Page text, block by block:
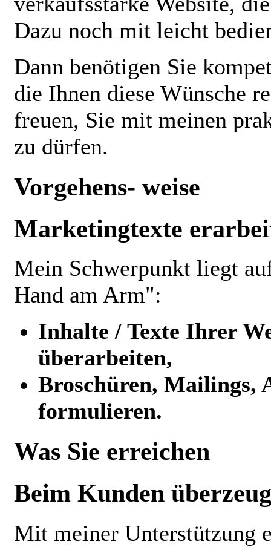
Dazu noch mit leicht
Dann benötigen Sie
die Ihnen diese Wünsche
freuen, Sie mit meinen
zu dürfen.
Vorgehens- weise
Marketingtexte
Mein Schwerpunkt liegt
Hand am Arm":
Inhalte / Texte Ihrer
überarbeiten,
Broschüren, Mailings,
formulieren.
Was Sie erreichen
Beim Kunden
Mit meiner Unterstützung